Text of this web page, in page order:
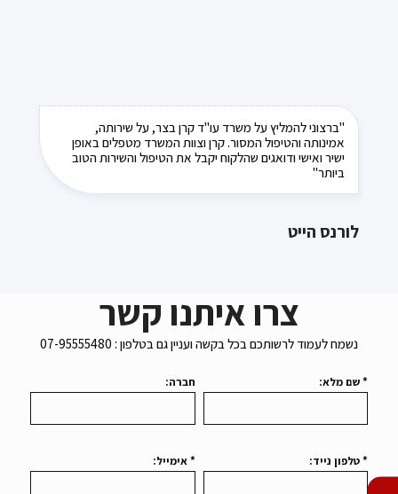
"ברצוני להמליץ על משרד עו"ד קרן בצר, על שירותה,
אמינותה והטיפול המסור. קרן וצוות המשרד מטפלים באופן
ישיר ואישי ודואגים שהלקוח יקבל את הטיפול והשירות הטוב
ביותר"
לורנס הייט
צרו איתנו קשר
נשמח לעמוד לרשותכם בכל בקשה ועניין גם בטלפון : 07-95555480
* שם מלא: חברה:
* טלפון נייד: * אימייל: